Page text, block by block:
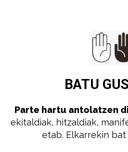
BATU
Parte hartu antolatzen
ekitaldiak, hitzaldiak,
etab. Elkarrekin